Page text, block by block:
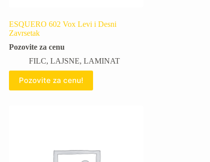
ESQUERO 602 Vox Levi i Desni
Zavrsetak
Pozovite za cenu
FILC, LAJSNE, LAMINAT
Pozovite za cenu!